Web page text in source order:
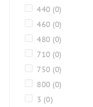
440 (0)
460 (0)
480 (0)
710 (0)
750 (0)
800 (0)
3 (0)